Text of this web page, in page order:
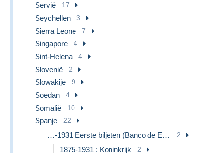
Servië 17
Seychellen 3
Sierra Leone 7
Singapore 4
Sint-Helena 4
Slovenië 2
Slowakije 9
Soedan 4
Somalië 10
Spanje 22
…-1931 Eerste biljeten (Banco de España) 2
1875-1931 : Koninkrijk 2